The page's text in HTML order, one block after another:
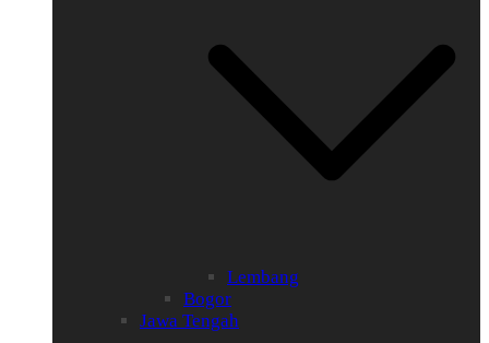
Lembang
Bogor
Jawa Tengah